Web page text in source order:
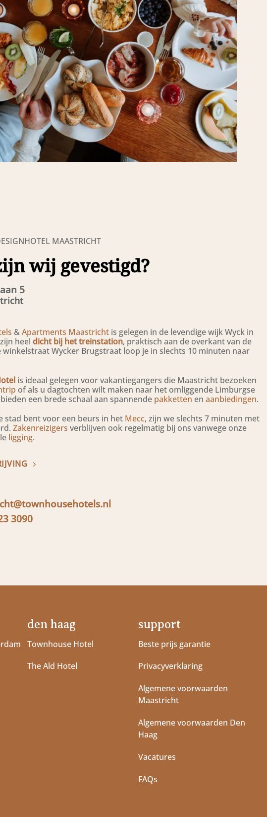
MAASTRICHT
wij gevestigd?
5
&Apartments Maastricht is gelegen in de levendige wijk Wyck in
heel dicht bij het treinstation, praktisch aan de overkant van de
winkelstraat Wycker Brugstraat loop je in slechts 10 minuten naar
is ideaal gelegen voor vakantiegangers die Maastricht bezoeken
of als u dagtochten wilt maken naar het omliggende Limburgse
een brede schaal aan spannende pakketten en aanbiedingen.
stad bent voor een beurs in het Mecc, zijn we slechts 7 minuten met
Zakenreizigers verblijven ook regelmatig bij ons vanwege onze
ligging.
3090
den haag
Townhouse Hotel
The Ald Hotel
support
Beste prijs garantie
Privacyverklaring
Algemene voorwaarden
Maastricht
Algemene voorwaarden Den
Haag
Vacatures
FAQs